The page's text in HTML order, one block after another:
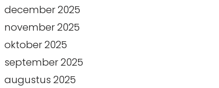
december 2025
november 2025
oktober 2025
september 2025
augustus 2025